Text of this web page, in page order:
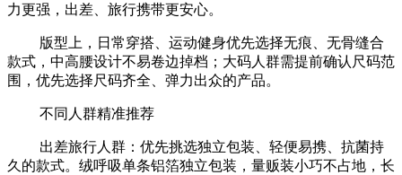
力更强，出差、旅行携带更安心。
版型上，日常穿搭、运动健身优先选择无痕、无骨缝合
款式，中高腰设计不易卷边掉档；大码人群需提前确认尺码范
围，优先选择尺码齐全、弹力出众的产品。
不同人群精准推荐
出差旅行人群：优先挑选独立包装、轻便易携、抗菌持
久的款式。绒呼吸单条铝箔独立包装，量贩装小巧不占地，长